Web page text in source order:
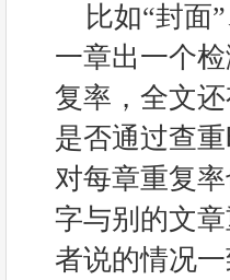
比如“封面
一章出一个
复率，全文
是否通过查
对每章重复
字与别的文
者说的情况一